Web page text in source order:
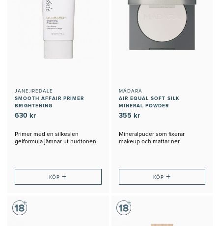
JANE.IREDALE
SMOOTH AFFAIR PRIMER
BRIGHTENING
630 kr
Primer med en silkeslen
gelformula jämnar ut hudtonen
KÖP+
MÁDARA
AIR EQUAL SOFT SILK
MINERAL POWDER
355 kr
Mineralpuder som fixerar
makeup och mattar ner
KÖP +